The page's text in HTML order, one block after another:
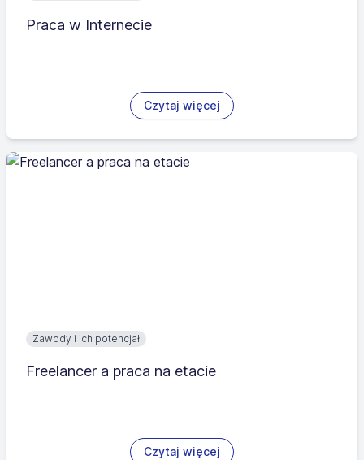
Praca w Internecie
Czytaj więcej
Zawody i ich potencjał
Freelancer a praca na etacie
Czytaj więcej